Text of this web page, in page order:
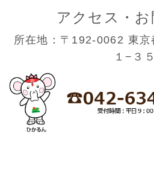
アクセス・お
所在地：〒192-0062 東京
１−３５